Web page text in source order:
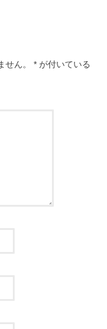
ん。 * が付いている